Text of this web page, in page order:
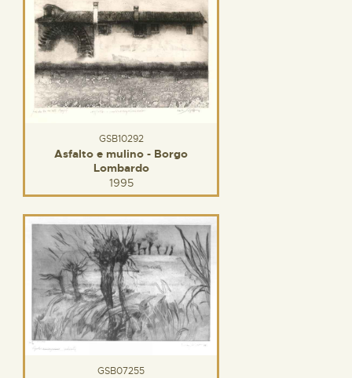
GSB10292
Asfalto e mulino - Borgo
Lombardo
1995
GSB07255